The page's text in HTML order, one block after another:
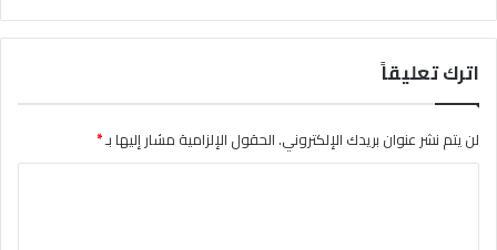
اترك تعليقاً
لن يتم نشر عنوان بريدك الإلكتروني.الحقول الإلزامية مشار إليها بـ*